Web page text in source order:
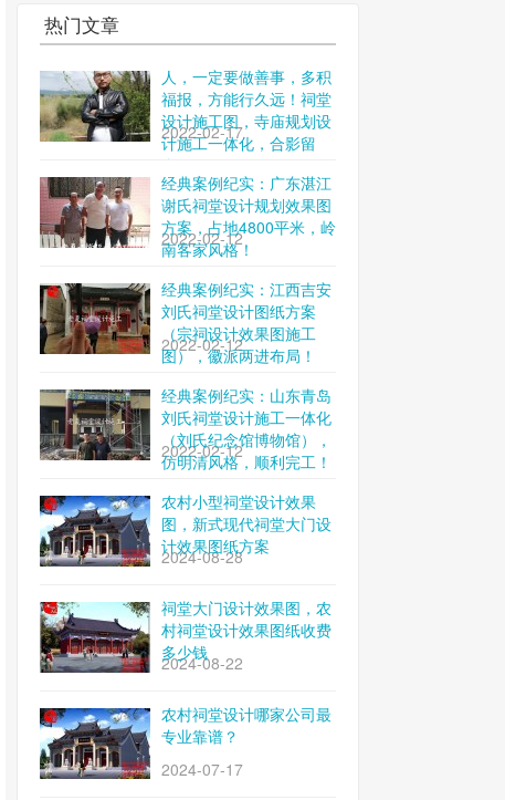
热门文章
人，一定要做善事，多积
福报，方能行久远！祠堂
设计施工图，寺庙规划设
计施工一体化，合影留
念！
2022-02-17
经典案例纪实：广东湛江
谢氏祠堂设计规划效果图
方案，占地4800平米，岭
南客家风格！
2022-02-12
经典案例纪实：江西吉安
刘氏祠堂设计图纸方案
（宗祠设计效果图施工
图），徽派两进布局！
2022-02-12
经典案例纪实：山东青岛
刘氏祠堂设计施工一体化
（刘氏纪念馆博物馆），
仿明清风格，顺利完工！
2022-02-12
农村小型祠堂设计效果
图，新式现代祠堂大门设
计效果图纸方案
2024-08-28
祠堂大门设计效果图，农
村祠堂设计效果图纸收费
多少钱
2024-08-22
农村祠堂设计哪家公司最
专业靠谱？
2024-07-17